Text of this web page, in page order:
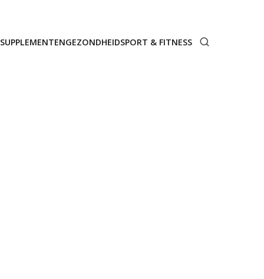
SUPPLEMENTENGEZONDHEIDSPORT & FITNESS